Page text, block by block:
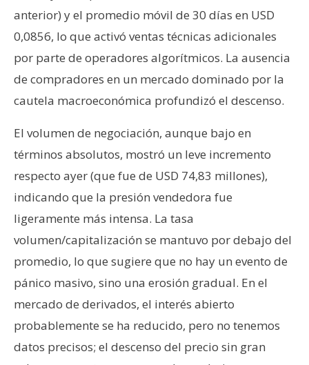
anterior) y el promedio móvil de 30 días en USD
0,0856, lo que activó ventas técnicas adicionales
por parte de operadores algorítmicos. La ausencia
de compradores en un mercado dominado por la
cautela macroeconómica profundizó el descenso.
El volumen de negociación, aunque bajo en
términos absolutos, mostró un leve incremento
respecto ayer (que fue de USD 74,83 millones),
indicando que la presión vendedora fue
ligeramente más intensa. La tasa
volumen/capitalización se mantuvo por debajo del
promedio, lo que sugiere que no hay un evento de
pánico masivo, sino una erosión gradual. En el
mercado de derivados, el interés abierto
probablemente se ha reducido, pero no tenemos
datos precisos; el descenso del precio sin gran